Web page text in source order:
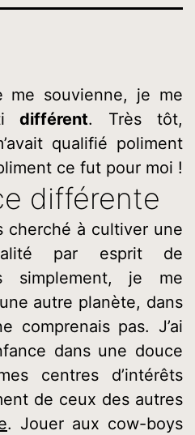
souvienne, je me
différent. Très tôt,
qualifié poliment
ce fut pour moi !
différente
cherché à cultiver une
par esprit de
simplement, je me
autre planète, dans
comprenais pas. J’ai
dans une douce
centres d’intérêts
de ceux des autres
. Jouer aux cow-boys